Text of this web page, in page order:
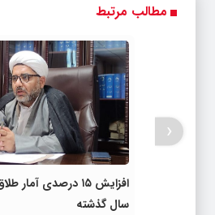
مطالب مرتبط
افزایش ۱۵ درصدی
سال گذشته
‹